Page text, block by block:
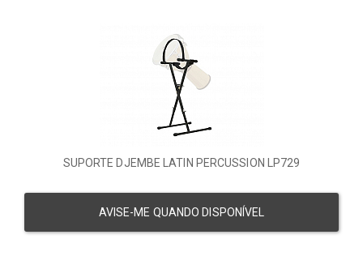
SUPORTE DJEMBE LATIN PERCUSSION LP729
AVISE-ME QUANDO DISPONÍVEL